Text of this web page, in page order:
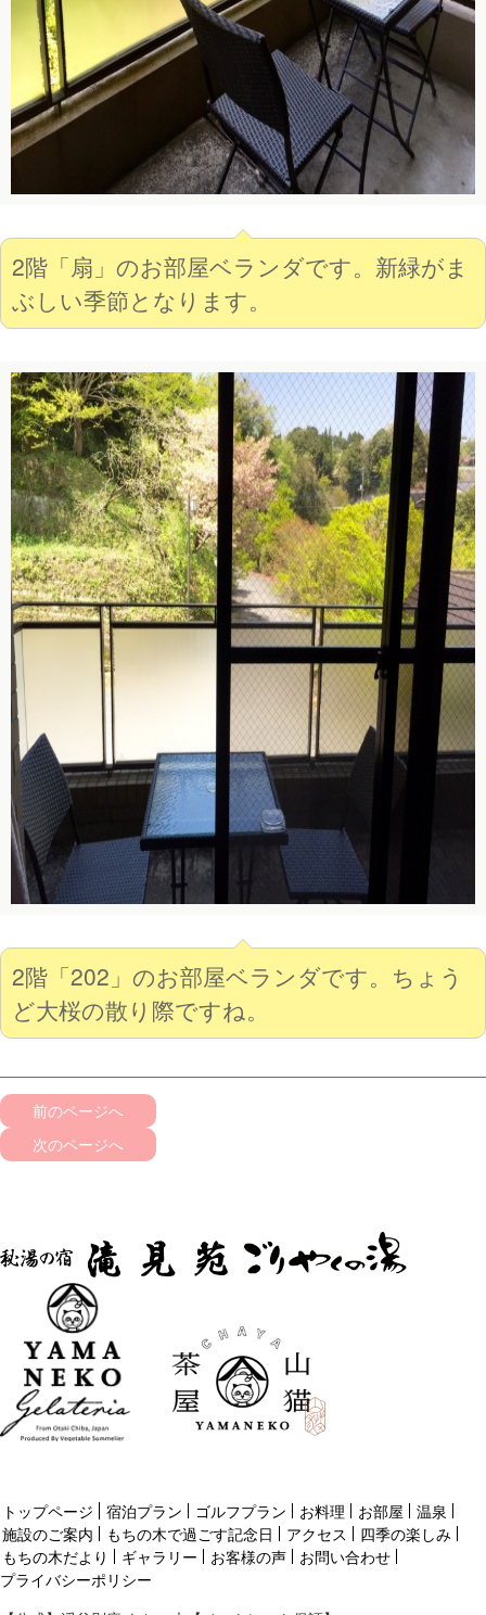
2階「扇」のお部屋ベランダです。新緑がま
ぶしい季節となります。
2階「202」のお部屋ベランダです。ちょう
ど大桜の散り際ですね。
前のページへ
次のページへ
トップページ 宿泊プラン ゴルフプラン お料理 お部屋
温泉
施設のご案内
もちの木で過ごす記念日 アクセス
四季の楽しみ
もちの木だより
ギャラリー お客様の声
お問い合わせ
プライバシーポリシー